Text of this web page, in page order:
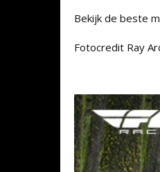
Bekijk de beste
Fotocredit Ray